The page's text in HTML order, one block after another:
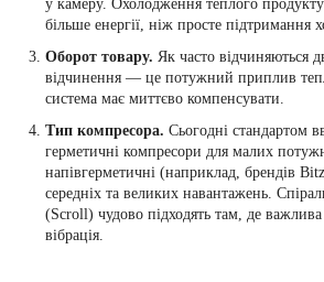
у камеру. Охолодження теплого
більше енергії, ніж просте підтримання
Оборот товару. Як часто відчиняються
відчинення — це потужний приплив
система має миттєво компенсувати.
Тип компресора. Сьогодні стандартом
герметичні компресори для малих
напівгерметичні (наприклад, брендів
середніх та великих навантажень.
(Scroll) чудово підходять там, де
вібрація.